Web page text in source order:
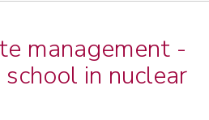
management -
in nuclear